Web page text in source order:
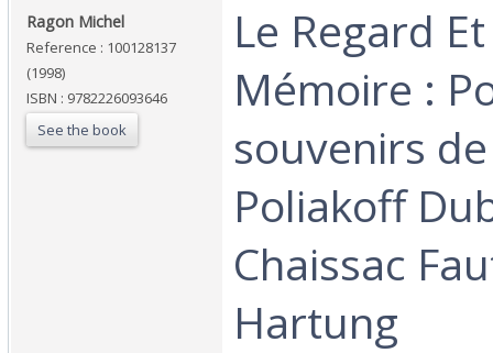
‎Ragon Michel‎
Reference : 100128137
(1998)
ISBN : 9782226093646
See the book
‎Le Regard
Mémoire :
souvenirs
Poliakoff
Chaissac
Hartung‎